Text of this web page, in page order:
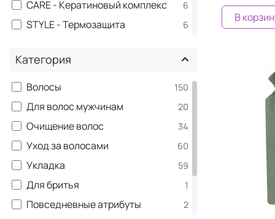
CARE - Кератиновый комплекс 6
STYLE - Термозащита 6
Освежающий комплекс 5
CARE - Основное питание 5
STYLE - Блеск 5
STYLE - Освежающий 5
Увлажняющий комплекс 4
CARE - Для чувствительной
кожи
4
CARE - Шелковый уход 4
CARE - Яркость цвета 4
Категория
Волосы 150
Для волос мужчинам 20
Очищение волос 34
Уход за волосами 60
Укладка 59
Для бритья 1
Повседневные атрибуты 2
В